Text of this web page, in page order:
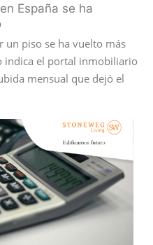
España se ha
un piso se ha vuelto más
indica el portal inmobiliario
mensual que dejó el